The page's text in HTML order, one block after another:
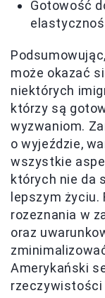
Gotowość
może okazać
niektórych
którzy są
wyzwaniom.
o wyjeździe,
wszystkie
których nie da
lepszym
rozeznania w
oraz
Amerykański
rzeczywistości